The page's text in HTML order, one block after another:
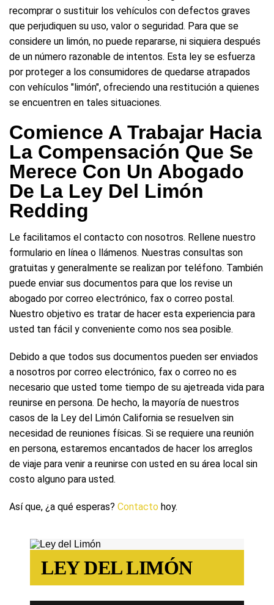
recomprar o sustituir los vehículos con defectos graves
que perjudiquen su uso, valor o seguridad. Para que se
considere un limón, no puede repararse, ni siquiera después
de un número razonable de intentos. Esta ley se esfuerza
por proteger a los consumidores de quedarse atrapados
con vehículos "limón", ofreciendo una restitución a quienes
se encuentren en tales situaciones.
Comience A Trabajar Hacia
La Compensación Que Se
Merece Con Un Abogado
De La Ley Del Limón
Redding
Le facilitamos el contacto con nosotros. Rellene nuestro
formulario en línea o llámenos. Nuestras consultas son
gratuitas y generalmente se realizan por teléfono. También
puede enviar sus documentos para que los revise un
abogado por correo electrónico, fax o correo postal.
Nuestro objetivo es tratar de hacer esta experiencia para
usted tan fácil y conveniente como nos sea posible.
Debido a que todos sus documentos pueden ser enviados
a nosotros por correo electrónico, fax o correo no es
necesario que usted tome tiempo de su ajetreada vida para
reunirse en persona. De hecho, la mayoría de nuestros
casos de la Ley del Limón California se resuelven sin
necesidad de reuniones físicas. Si se requiere una reunión
en persona, estaremos encantados de hacer los arreglos
de viaje para venir a reunirse con usted en su área local sin
costo alguno para usted.
Así que, ¿a qué esperas? Contacto hoy.
LEY DEL LIMÓN